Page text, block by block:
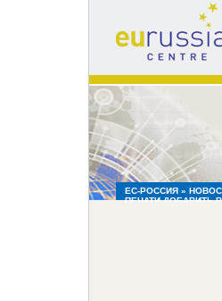
eurussia
ЕС-РОССИЯ »
ПЕЧАТИ ДОБАВИТЬ